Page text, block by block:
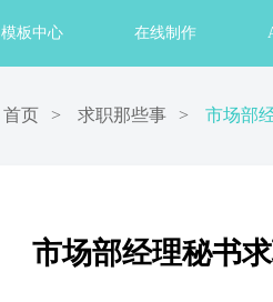
模板中心 在线制作
首页 > 求职那些事 > 市场部
市场部经理秘书